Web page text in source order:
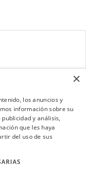
NextCaddy
Contacta
×
los anuncios y
información sobre su
y análisis,
que les haya
del uso de sus